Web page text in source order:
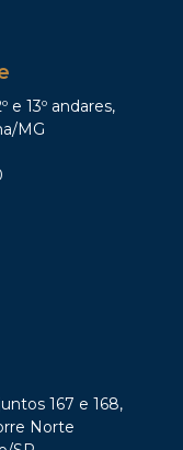
e 13º andares,
MG
167 e 168,
Norte